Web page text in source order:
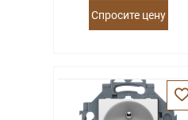
Спросите цену